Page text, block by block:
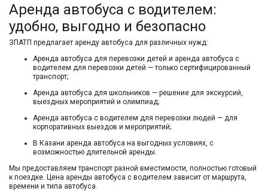
Аренда автобуса с водителем:
удобно, выгодно и безопасно
ЗПАТП предлагает аренду автобуса для различных нужд:
Аренда автобуса для перевозки детей и аренда автобуса с
водителем для перевозки детей — только сертифицированный
транспорт;
Аренда автобуса для школьников — решение для экскурсий,
выездных мероприятий и олимпиад;
Аренда автобуса с водителем для перевозки людей — для
корпоративных выездов и мероприятий;
В Казани аренда автобуса на выгодных условиях, с
возможностью длительной аренды.
Мы предоставляем транспорт разной вместимости, полностью готовый
к поездке. Цена аренды автобуса с водителем зависит от маршрута,
времени и типа автобуса.